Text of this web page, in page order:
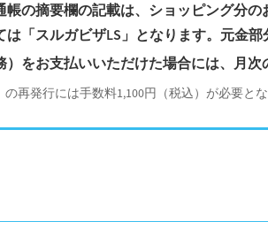
帳の摘要欄の記載は、ショッピング分
「スルガビザLS」となります。元金
）をお支払いいただけた場合には、月
の再発行には手数料1,100円（税込）が必要とな